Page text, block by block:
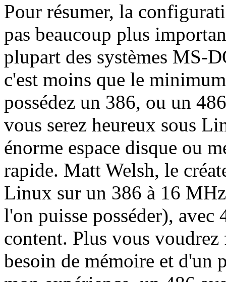
Pour résumer, la
pas beaucoup plus
plupart des systèmes MS-
c'est moins que le
possédez un 386, ou un
vous serez heureux sous
énorme espace disque ou
rapide. Matt Welsh, le
Linux sur un 386 à 16
l'on puisse posséder),
content. Plus vous voudrez
besoin de mémoire et d'un